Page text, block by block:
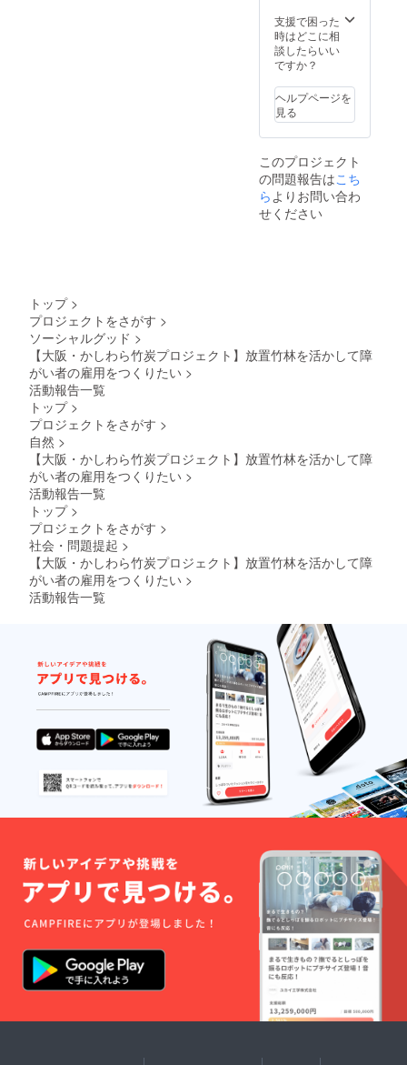
の際、
アトリ
エイン
カーブ
ティス
ト湯元
光男さ
んのプ
作品
（画像
三枚
目）で
パッ
験
(2024.3
によっ
て変動
ちごな
どを想
日程詳
細は後
ほど
メール
にて調
整いた
しま
す。 所
要時
間：1時
間程度
物：汚
れても
装、軍
手、タ
オル等
農園に
お越し
になれ
ない場
合は野
菜の詰
せ(2000
円相当)
をお送
す。 １
枚もの
の瓦状
の竹炭
重さは
約250グ
ラムを
入れて
す。
消臭・
除湿作
用があ
り、部
アトリ
エイン
んのプ
リント
ケージ
した箱
ぶどう
園での
収穫体
験あり
ます
(2023年
8,9月頃)
糖度18
度以上
のあ
ま〜い
カット
収穫を
に。 ・
収穫内
容は農
作物の
状況に
よって
変動し
ますが
シャイ
カット
(5000円
相当)を
支援で困った
時はどこに相
談したらいい
ですか？
ヘルプページを
見る
このプロジェクト
の問題報告はこち
ら よりお問い合わ
せください
トップ >
プロジェクトをさがす >
ソーシャルグッド >
【大阪・かしわら竹炭プロジェクト】放置竹林を活かして障
がい者の雇用をつくりたい >
活動報告一覧
トップ >
プロジェクトをさがす >
自然 >
【大阪・かしわら竹炭プロジェクト】放置竹林を活かして障
がい者の雇用をつくりたい >
活動報告一覧
トップ >
プロジェクトをさがす >
社会・問題提起 >
【大阪・かしわら竹炭プロジェクト】放置竹林を活かして障
がい者の雇用をつくりたい >
活動報告一覧